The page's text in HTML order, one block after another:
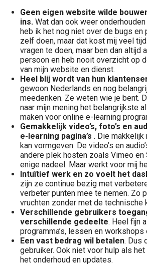
Geen eigen website wilde
ins. Wat dan ook weer
heb ik het nog niet over de bugs en
zelf doen, maar dat kost mij veel
vragen te doen, maar ben dan altijd
persoon en heb nooit overzicht op
van mijn website en dienst.
Heel blij wordt van hun
gewoon Nederlands en nog
meedenken. Ze weten wie je bent.
naar mijn mening het belangrijkste
maken voor online e-learning
Gemakkelijk video’s, foto’s en
e-learning pagina’s . Die
kan vormgeven. De video’s en
andere plek hosten zoals Vimeo en
enige nadeel. Maar werkt voor mij
Intuïtief werk en zo voelt het
zijn ze continue bezig met
verbeter punten mee te nemen. Zo
vruchten zonder met de technische
Verschillende gebruikers
verschillende gedeelte. Heel fijn
programma’s, lessen en workshops
Een vast bedrag wil betalen. Dus
gebruiker. Ook niet voor hulp als
het onderhoud en updates.